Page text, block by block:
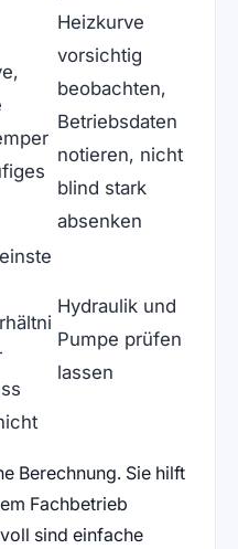
Heizkurve
vorsichtig
beobachten,
Betriebsdaten
notieren, nicht
blind stark
absenken
Hydraulik und
Pumpe prüfen
lassen
Berechnung. Sie hilft
Fachbetrieb
sind einfache